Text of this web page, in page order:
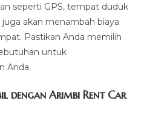
seperti GPS, tempat duduk
akan menambah biaya
Pastikan Anda memilih
untuk
Anda.
dengan Arimbi Rent Car